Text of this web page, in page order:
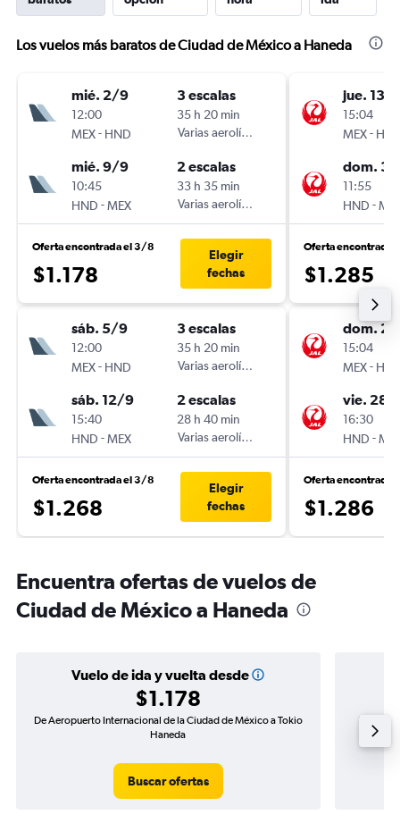
Los vuelos más baratos de Ciudad de México a Haneda
mié. 2/9
12:00
MEX- HND
3 escalas
35 h 20 min
Varias aerolíneas
mié. 9/9
10:45
HND -MEX
2 escalas
33 h 35 min
Varias aerolíneas
Oferta encontrada el 3/8
$1.178
Elegir
fechas
sáb. 5/9
12:00
MEX- HND
3 escalas
35 h 20 min
Varias aerolíneas
sáb. 12/9
15:40
HND -MEX
2 escalas
28 h 40 min
Varias aerolíneas
Oferta encontrada el 3/8
$1.268
Elegir
fechas
jue. 13/
15:04
MEX-
dom.
11:55
HND -
Oferta encontrada
$1.285
dom.
15:04
MEX-
vie. 28/
16:30
HND -
Oferta encontrada
$1.286
Encuentra ofertas de vuelos de
Ciudad de México a Haneda
Vuelo de ida y vuelta desde
$1.178
De Aeropuerto Internacional de la Ciudad de México a Tokio
Haneda
Buscar ofertas
Vuelo